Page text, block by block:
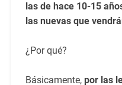
las de hace 10-15
las nuevas que
¿Por qué?
Básicamente, por las